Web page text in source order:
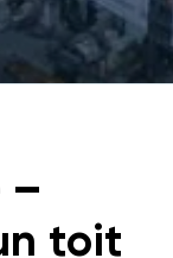
–
toit